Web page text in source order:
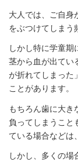
大人では、ご自身
をぶつけてしまう
しかし特に学童
茎から血が出て
が折れてしまった
ことがあります。
もちろん歯に大き
負ってしまうこと
ている場合などは
しかし、多くの